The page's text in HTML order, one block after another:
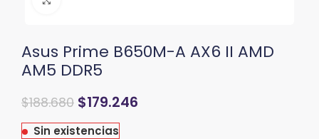
Asus Prime B650M-A AX6 II AMD
AM5 DDR5
$188.680 $179.246
Sin existencias